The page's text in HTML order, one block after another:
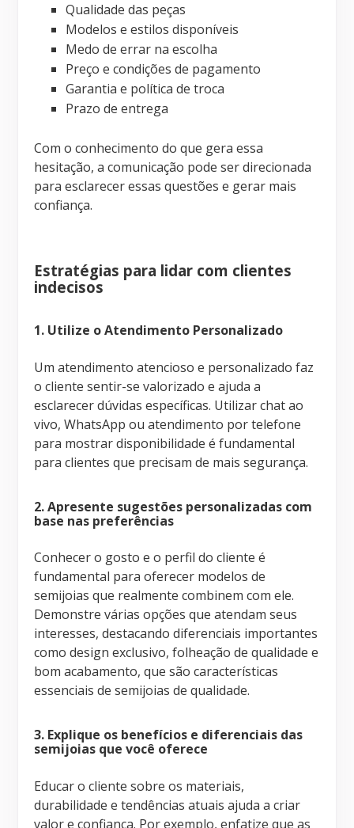
Qualidade das peças
Modelos e estilos disponíveis
Medo de errar na escolha
Preço e condições de pagamento
Garantia e política de troca
Prazo de entrega
Com o conhecimento do que gera essa
hesitação, a comunicação pode ser direcionada
para esclarecer essas questões e gerar mais
confiança.
Estratégias para lidar com clientes
indecisos
1. Utilize o Atendimento Personalizado
Um atendimento atencioso e personalizado faz
o cliente sentir-se valorizado e ajuda a
esclarecer dúvidas específicas. Utilizar chat ao
vivo, WhatsApp ou atendimento por telefone
para mostrar disponibilidade é fundamental
para clientes que precisam de mais segurança.
2. Apresente sugestões personalizadas com
base nas preferências
Conhecer o gosto e o perfil do cliente é
fundamental para oferecer modelos de
semijoias que realmente combinem com ele.
Demonstre várias opções que atendam seus
interesses, destacando diferenciais importantes
como design exclusivo, folheação de qualidade e
bom acabamento, que são características
essenciais de semijoias de qualidade.
3. Explique os benefícios e diferenciais das
semijoias que você oferece
Educar o cliente sobre os materiais,
durabilidade e tendências atuais ajuda a criar
valor e confiança. Por exemplo, enfatize que as